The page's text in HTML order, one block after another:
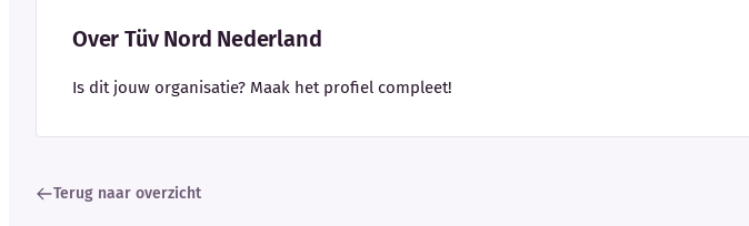
Over Tüv Nord Nederland
Is dit jouw organisatie? Maak het profiel compleet!
Terug naar overzicht